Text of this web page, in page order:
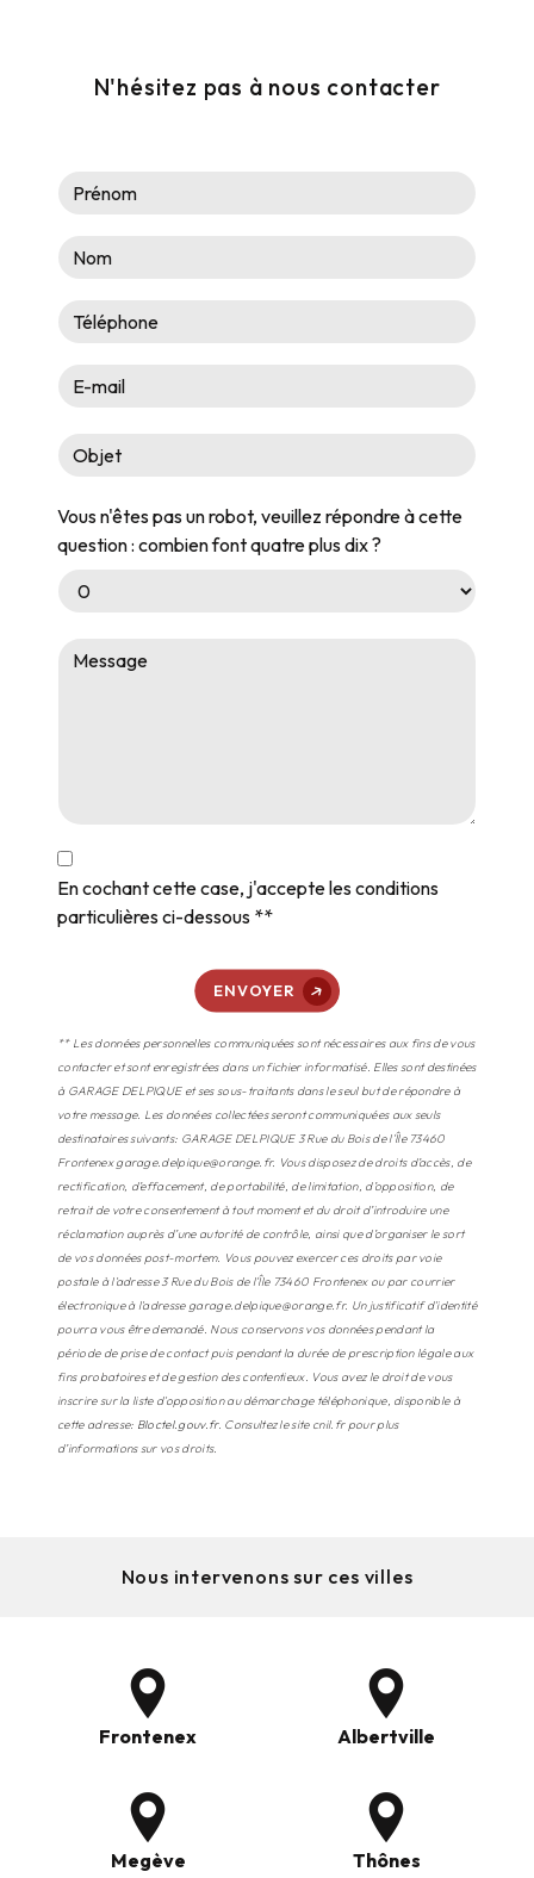
N'hésitez pas à nous contacter
Vous n'êtes pas un robot, veuillez répondre à cette
question : combien font quatre plus dix ?
En cochant cette case, j'accepte les conditions
particulières ci-dessous **
ENVOYER
** Les données personnelles communiquées sont nécessaires aux fins de vous
contacter et sont enregistrées dans un fichier informatisé. Elles sont destinées
à GARAGE DELPIQUE et ses sous-traitants dans le seul but de répondre à
votre message. Les données collectées seront communiquées aux seuls
destinataires suivants: GARAGE DELPIQUE 3 Rue du Bois de l'Île 73460
Frontenex garage.delpique@orange.fr. Vous disposez de droits d’accès, de
rectification, d’effacement, de portabilité, de limitation, d’opposition, de
retrait de votre consentement à tout moment et du droit d’introduire une
réclamation auprès d’une autorité de contrôle, ainsi que d’organiser le sort
de vos données post-mortem. Vous pouvez exercer ces droits par voie
postale à l'adresse 3 Rue du Bois de l'Île 73460 Frontenex ou par courrier
électronique à l'adresse garage.delpique@orange.fr. Un justificatif d'identité
pourra vous être demandé. Nous conservons vos données pendant la
période de prise de contact puis pendant la durée de prescription légale aux
fins probatoires et de gestion des contentieux. Vous avez le droit de vous
inscrire sur la liste d'opposition au démarchage téléphonique, disponible à
cette adresse: Bloctel.gouv.fr. Consultez le site cnil.fr pour plus
d’informations sur vos droits.
Nous intervenons sur ces villes
Frontenex Albertville
Megève Thônes